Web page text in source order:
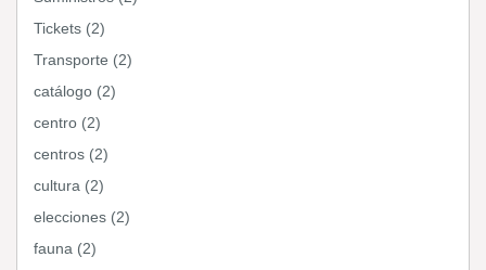
Tickets (2)
Transporte (2)
catálogo (2)
centro (2)
centros (2)
cultura (2)
elecciones (2)
fauna (2)